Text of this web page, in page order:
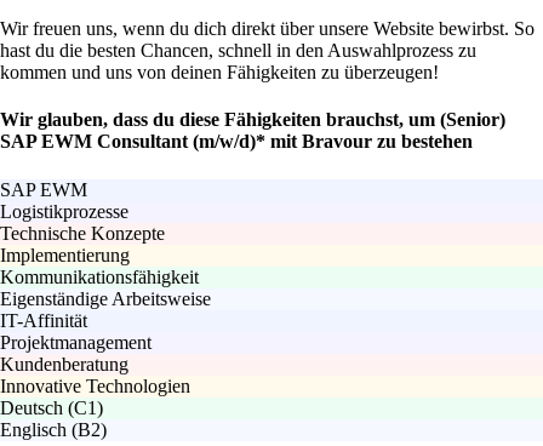
Wir freuen uns, wenn du dich direkt über unsere Website bewirbst. So
hast du die besten Chancen, schnell in den Auswahlprozess zu
kommen und uns von deinen Fähigkeiten zu überzeugen!
Wir glauben, dass du diese Fähigkeiten brauchst, um (Senior)
SAP EWM Consultant (m/w/d)* mit Bravour zu bestehen
SAP EWM
Logistikprozesse
Technische Konzepte
Implementierung
Kommunikationsfähigkeit
Eigenständige Arbeitsweise
IT-Affinität
Projektmanagement
Kundenberatung
Innovative Technologien
Deutsch (C1)
Englisch (B2)